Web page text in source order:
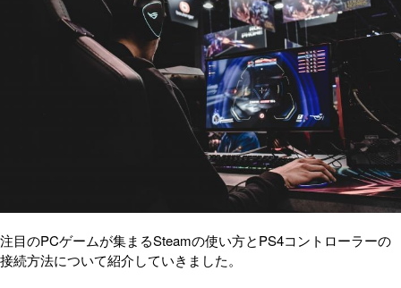
注目のPCゲームが集まるSteamの使い方とPS4コントローラーの
接続方法について紹介していきました。